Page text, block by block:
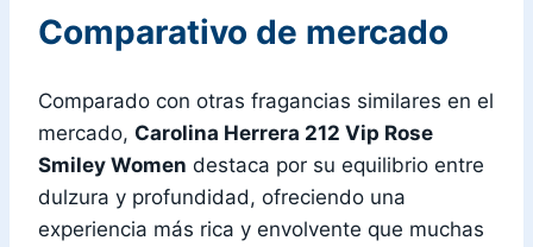
Comparativo de mercado
Comparado con otras fragancias similares en el
mercado, Carolina Herrera 212 Vip Rose
Smiley Women destaca por su equilibrio entre
dulzura y profundidad, ofreciendo una
experiencia más rica y envolvente que muchas